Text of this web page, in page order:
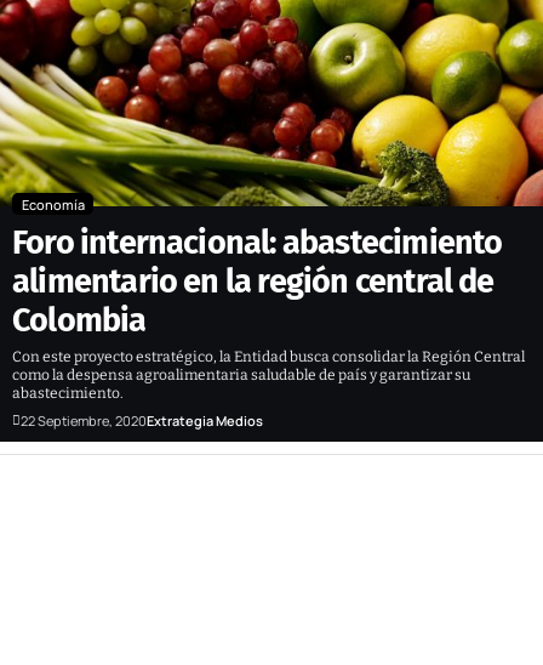
Economía
Foro internacional: abastecimiento
alimentario en la región central de
Colombia
Con este proyecto estratégico, la Entidad busca consolidar la Región Central
como la despensa agroalimentaria saludable de país y garantizar su
abastecimiento.
22 Septiembre, 2020Extrategia Medios